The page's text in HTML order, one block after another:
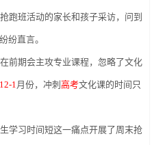
跑班活动的家长和孩子采访，问到
纷直言。
前期会主攻专业课程，忽略了文化
12-1月份，冲刺高考文化课的时间只
学习时间短这一痛点开展了周末抢